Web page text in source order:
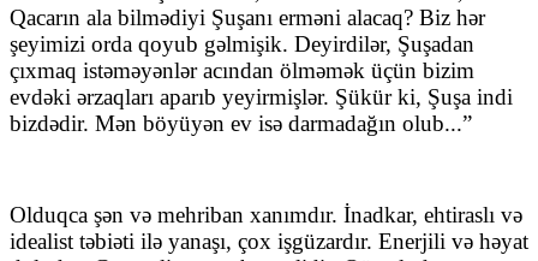
Qacarın ala bilmədiyi Şuşanı erməni alacaq? Biz hər
şeyimizi orda qoyub gəlmişik. Deyirdilər, Şuşadan
çıxmaq istəməyənlər acından ölməmək üçün bizim
evdəki ərzaqları aparıb yeyirmişlər. Şükür ki, Şuşa indi
bizdədir. Mən böyüyən ev isə darmadağın olub...”
Olduqca şən və mehriban xanımdır. İnadkar, ehtiraslı və
idealist təbiəti ilə yanaşı, çox işgüzardır. Enerjili və həyat